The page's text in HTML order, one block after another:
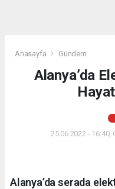
Anasayfa Gündem
Alanya’da
25.06.2022 - 16:40,
Alanya’da serada